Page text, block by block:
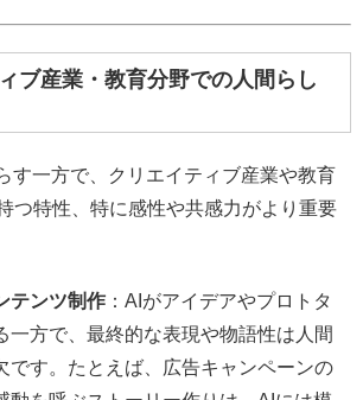
ブ産業・教育分野での人間らし
す一方で、クリエイティブ産業や教育
つ特性、特に感性や共感力がより重要
テンツ制作 ：AIがアイデアやプロトタ
一方で、最終的な表現や物語性は人間
です。たとえば、広告キャンペーンの